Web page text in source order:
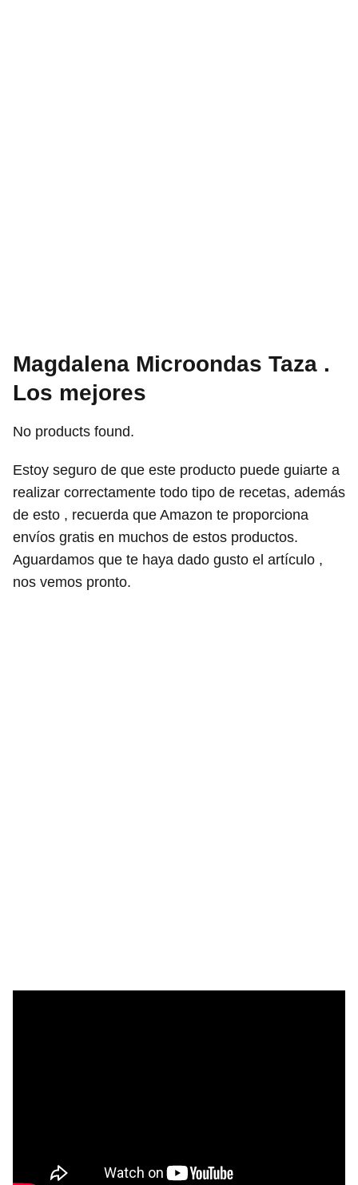
Magdalena Microondas Taza .
Los mejores
No products found.
Estoy seguro de que este producto puede guiarte a
realizar correctamente todo tipo de recetas, además
de esto , recuerda que Amazon te proporciona
envíos gratis en muchos de estos productos.
Aguardamos que te haya dado gusto el artículo ,
nos vemos pronto.